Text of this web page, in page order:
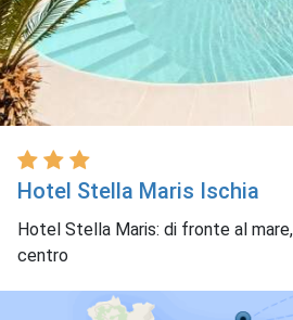
Hotel Stella Maris Ischia
Hotel Stella Maris: di fronte al
centro